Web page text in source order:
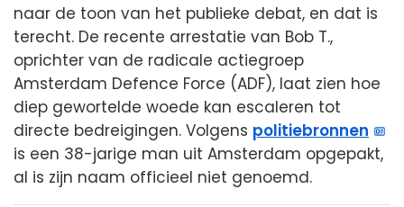
naar de toon van het publieke debat, en dat is
terecht. De recente arrestatie van Bob T.,
oprichter van de radicale actiegroep
Amsterdam Defence Force (ADF), laat zien hoe
diep gewortelde woede kan escaleren tot
directe bedreigingen. Volgens politiebronnen
is een 38-jarige man uit Amsterdam opgepakt,
al is zijn naam officieel niet genoemd.